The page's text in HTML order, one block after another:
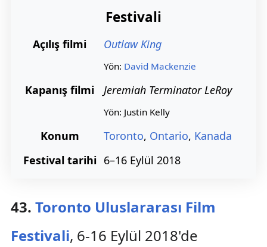
Festivali
Açılış filmi Outlaw King
Yön: David Mackenzie
Kapanış filmi Jeremiah Terminator LeRoy
Yön: Justin Kelly
Konum Toronto, Ontario, Kanada
Festival tarihi 6–16 Eylül 2018
43. Toronto Uluslararası Film
Festivali, 6-16 Eylül 2018'de